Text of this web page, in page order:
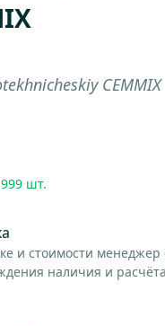
CEMMIX
шт.
и стоимости
наличия и